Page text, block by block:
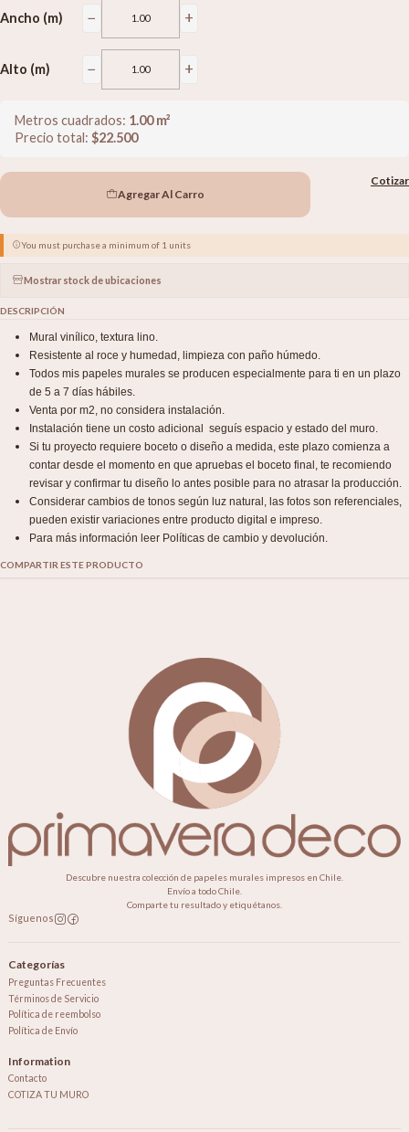
Ancho (m) − +
Alto (m) − +
Metros cuadrados: 1.00m²
Precio total: $22.500
Agregar Al Carro
Cotizar
You must purchase a minimum of 1 units
Mostrar stock de ubicaciones
DESCRIPCIÓN
Mural vinílico, textura lino.
Resistente al roce y humedad, limpieza con paño húmedo.
Todos mis papeles murales se producen especialmente para ti en un plazo
de 5 a 7 días hábiles.
Venta por m2, no considera instalación.
Instalación tiene un costo adicional seguís espacio y estado del muro.
Si tu proyecto requiere boceto o diseño a medida, este plazo comienza a
contar desde el momento en que apruebas el boceto final, te recomiendo
revisar y confirmar tu diseño lo antes posible para no atrasar la producción.
Considerar cambios de tonos según luz natural, las fotos son referenciales,
pueden existir variaciones entre producto digital e impreso.
Para más información leer Políticas de cambio y devolución.
COMPARTIR ESTE PRODUCTO
Descubre nuestra colección de papeles murales impresos en Chile.
Envío a todo Chile.
Comparte tu resultado y etiquétanos.
Síguenos
Categorías
Preguntas Frecuentes
Términos de Servicio
Política de reembolso
Política de Envío
Information
Contacto
COTIZA TU MURO